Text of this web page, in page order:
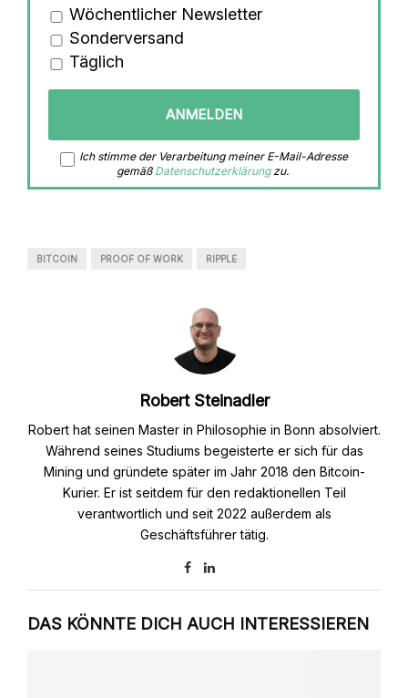
Wöchentlicher Newsletter
Sonderversand
Täglich
Ich stimme der Verarbeitung meiner E-Mail-Adresse
gemäß Datenschutzerklärungzu.
BITCOIN PROOF OF WORK RIPPLE
Robert Steinadler
Robert hat seinen Master in Philosophie in Bonn absolviert.
Während seines Studiums begeisterte er sich für das
Mining und gründete später im Jahr 2018 den Bitcoin-
Kurier. Er ist seitdem für den redaktionellen Teil
verantwortlich und seit 2022 außerdem als
Geschäftsführer tätig.
DAS KÖNNTE DICH AUCH INTERESSIEREN